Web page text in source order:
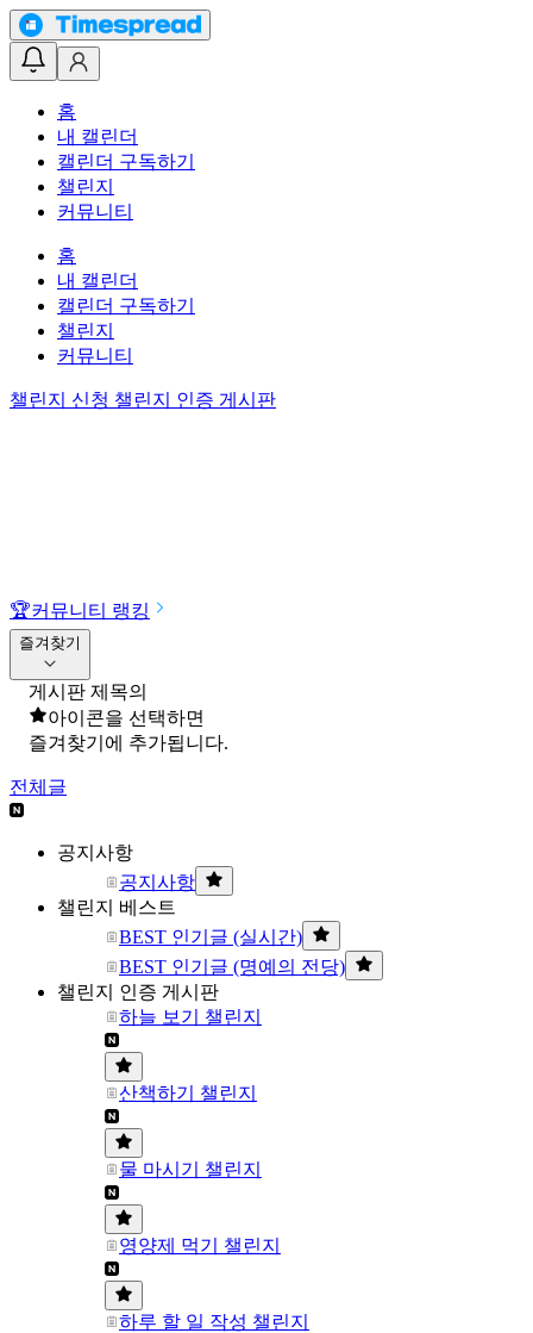
홈
내 캘린더
캘린더 구독하기
챌린지
커뮤니티
홈
내 캘린더
캘린더 구독하기
챌린지
커뮤니티
챌린지 신청 챌린지 인증 게시판
🏆커뮤니티 랭킹
즐겨찾기
게시판 제목의
아이콘을 선택하면
즐겨찾기에 추가됩니다.
전체글
공지사항
공지사항
챌린지 베스트
BEST 인기글 (실시간)
BEST 인기글 (명예의 전당)
챌린지 인증 게시판
하늘 보기 챌린지
산책하기 챌린지
물 마시기 챌린지
영양제 먹기 챌린지
하루 할 일 작성 챌린지